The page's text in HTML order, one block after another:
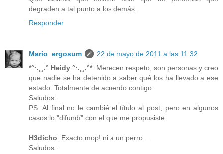
degraden a tal punto a los demás.
Responder
Mario_ergosum
22 de mayo de 2011 a las 11:32
*°·.¸¸.° Heidy °·.¸¸.°*: Merecen respeto, son personas y creo
que nadie se ha detenido a saber qué los ha llevado a ese
estado. Totalmente de acuerdo contigo.
Saludos...
PS: Al final no le cambié el título al post, pero en algunos
casos lo "difundí" con el que me propusiste.
H3dicho: Exacto mop! ni a un perro...
Saludos...